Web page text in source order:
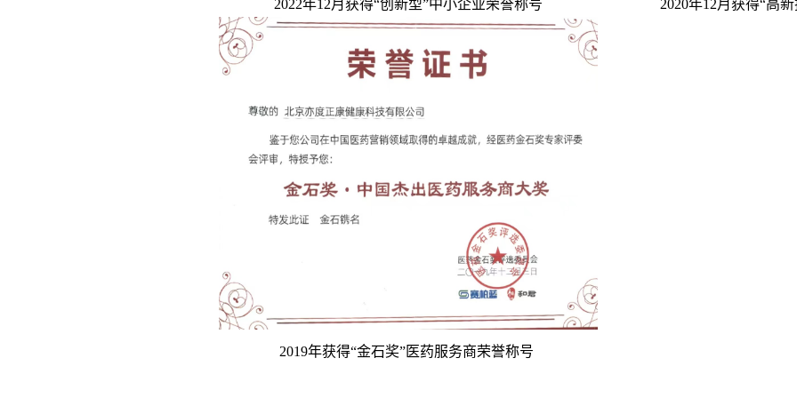
2022年12月获得“创新型”中小企业荣誉称号 2020年12月获得“高
2019年获得“金石奖”医药服务商荣誉称号